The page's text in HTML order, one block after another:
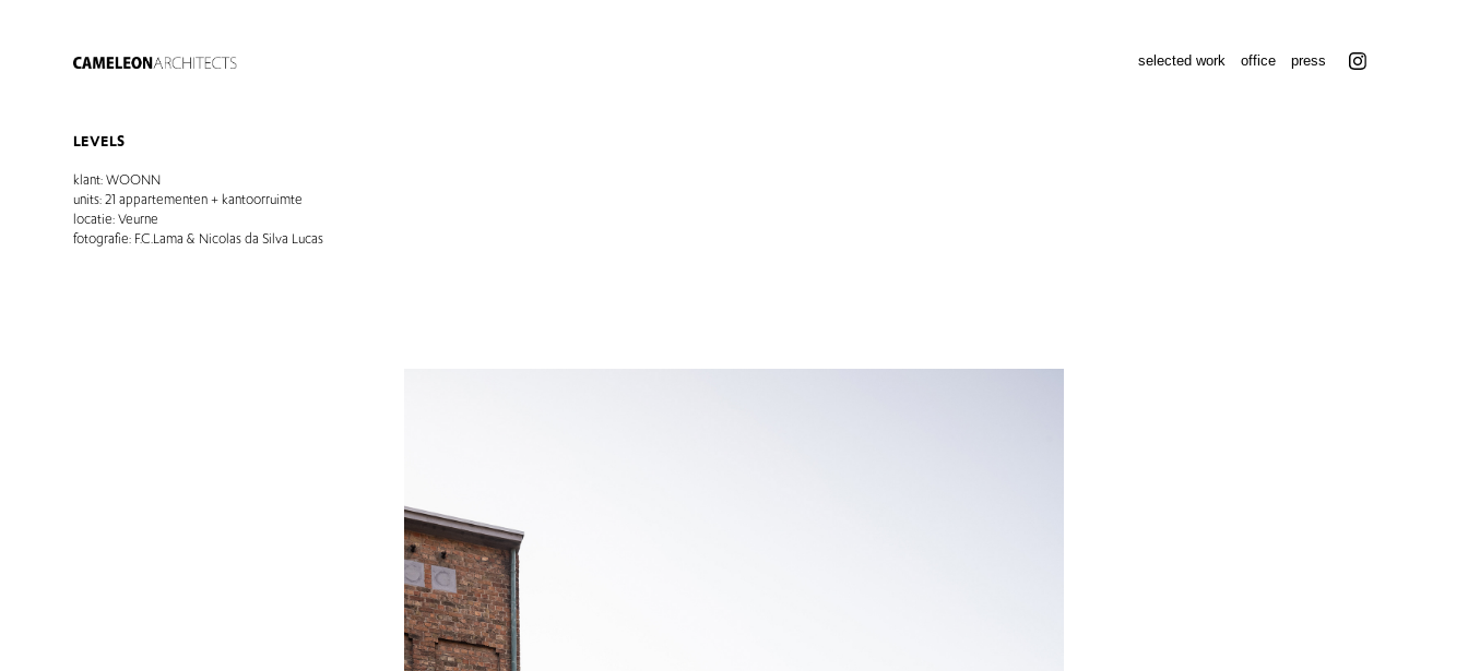
selected work office press
LEVELS
klant: WOONN
units: 21 appartementen + kantoorruimte
locatie: Veurne
fotografie: F.C.Lama & Nicolas da Silva Lucas